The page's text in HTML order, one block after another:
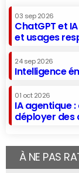
03 sep 2026
ChatGPT et
et usages
24 sep 2026
Intelligence
01 oct 2026
IA agentique
déployer des
À NE PAS